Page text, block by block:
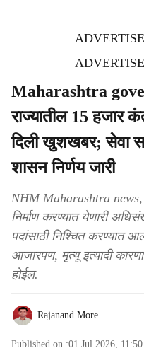
Maharashtra
राज्यातील 15 हजार
दिली खुशखबर; सेवा
शासन निर्णय जारी
NHM Maharashtra
निर्माण करण्यात येणारी
पदांसाठी निश्चित करण्यात
आजारपण, मृत्यू इत्यादी
होईल.
Rajanand More
Published on :01 Jul 2026,